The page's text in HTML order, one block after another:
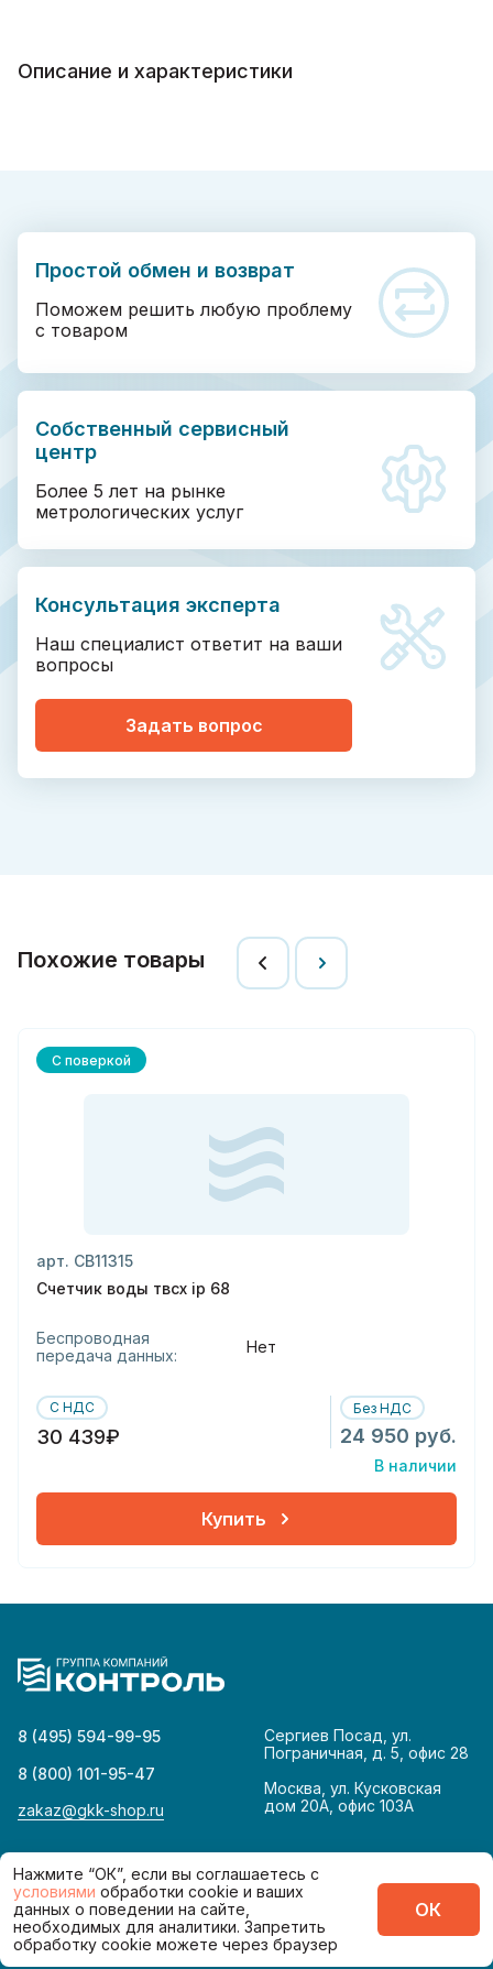
Описание и характеристики
Простой обмен и возврат
Поможем решить любую проблему
с товаром
Собственный сервисный
центр
Более 5 лет на рынке
метрологических услуг
Консультация эксперта
Наш специалист ответит на ваши
вопросы
Задать вопрос
Похожие товары
С поверкой
арт. СВ11315
Счетчик воды твсх ip 68
Беспроводная
передача данных:
Нет
С НДС
30 439₽
Без НДС
24 950 руб.
В наличии
Купить
8 (495) 594-99-95
8 (800) 101-95-47
zakaz@gkk-shop.ru
Сергиев Посад, ул.
Пограничная, д. 5, офис 28
Москва, ул. Кусковская
дом 20А, офис 103А
© 2026Политика конфиденциальности
Сделано в
Нажмите “ОК”, если вы соглашаетесь с
условиями обработки cookie и ваших
данных о поведении на сайте,
необходимых для аналитики. Запретить
обработку cookie можете через браузер
ОК